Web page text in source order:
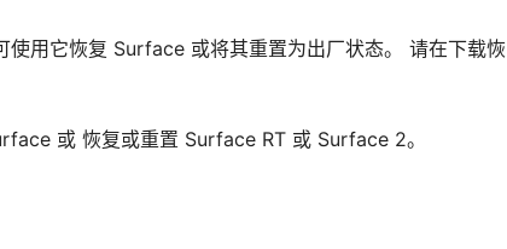
用它恢复 Surface 或将其重置为出厂状态。 请在下载恢
或 恢复或重置 Surface RT 或 Surface 2。